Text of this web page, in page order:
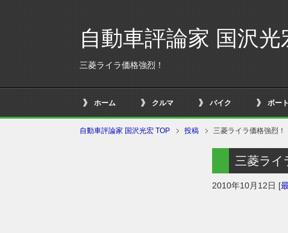
自動車評論家 国沢光
三菱ライラ価格強烈！
ホーム クルマ バイク ボート
自動車評論家 国沢光宏 TOP 投稿 三菱ライラ価格強烈！
三菱ライ
2010年10月12日 [